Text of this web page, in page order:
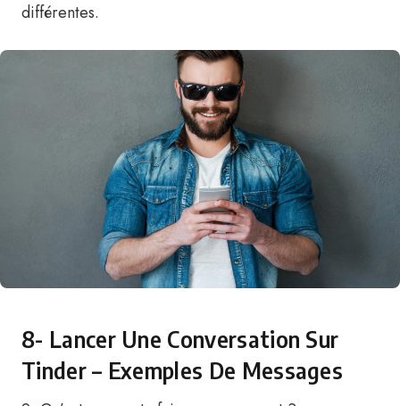
différentes.
8- Lancer Une Conversation Sur
Tinder – Exemples De Messages